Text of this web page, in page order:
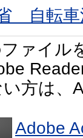
自転車
ァイル
方は、
Adobe